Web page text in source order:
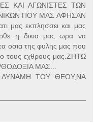
ΚΑΙ ΑΓΩΝΙΣΤΕΣ ΤΩΝ
ΠΟΥ ΜΑΣ ΑΦΗΣΑΝ
μας εκπλησσει και μας
η δικια μας ωρα να
οσια της φυλης μας που
τους εχθρους μας.ΖΗΤΩ
ΜΑΣ...
ΤΟΥ ΘΕΟΥ,ΝΑ